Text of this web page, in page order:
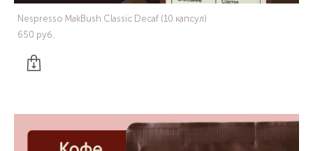
Nespresso MakBush Classic Decaf (10 капсул)
650 pуб.